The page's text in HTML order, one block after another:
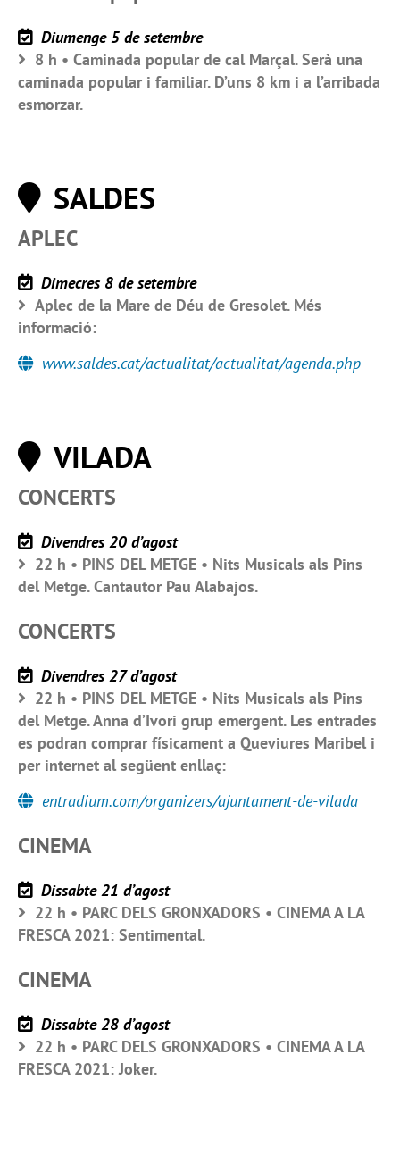
Diumenge 5 de setembre
8 h • Caminada popular de cal Marçal. Serà una
caminada popular i familiar. D’uns 8 km i a l’arribada
esmorzar.
SALDES
APLEC
Dimecres 8 de setembre
Aplec de la Mare de Déu de Gresolet. Més
informació:
www.saldes.cat/actualitat/actualitat/agenda.php
VILADA
CONCERTS
Divendres 20 d’agost
22 h • PINS DEL METGE • Nits Musicals als Pins
del Metge. Cantautor Pau Alabajos.
CONCERTS
Divendres 27 d’agost
22 h • PINS DEL METGE • Nits Musicals als Pins
del Metge. Anna d’Ivori grup emergent. Les entrades
es podran comprar físicament a Queviures Maribel i
per internet al següent enllaç:
entradium.com/organizers/ajuntament-de-vilada
CINEMA
Dissabte 21 d’agost
22 h • PARC DELS GRONXADORS • CINEMA A LA
FRESCA 2021: Sentimental.
CINEMA
Dissabte 28 d’agost
22 h • PARC DELS GRONXADORS • CINEMA A LA
FRESCA 2021: Joker.